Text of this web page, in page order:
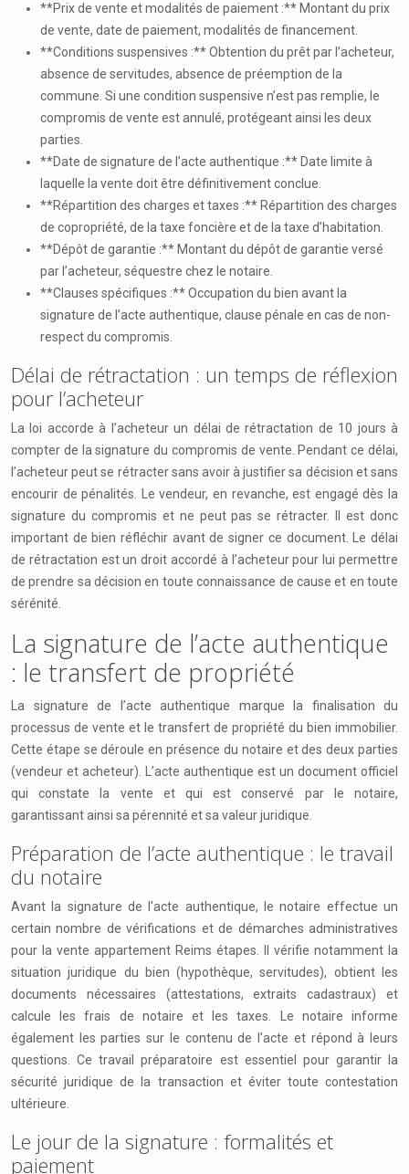
**Prix de vente et modalités de paiement :** Montant du prix
de vente, date de paiement, modalités de financement.
**Conditions suspensives :** Obtention du prêt par l’acheteur,
absence de servitudes, absence de préemption de la
commune. Si une condition suspensive n’est pas remplie, le
compromis de vente est annulé, protégeant ainsi les deux
parties.
**Date de signature de l’acte authentique :** Date limite à
laquelle la vente doit être définitivement conclue.
**Répartition des charges et taxes :** Répartition des charges
de copropriété, de la taxe foncière et de la taxe d’habitation.
**Dépôt de garantie :** Montant du dépôt de garantie versé
par l’acheteur, séquestre chez le notaire.
**Clauses spécifiques :** Occupation du bien avant la
signature de l’acte authentique, clause pénale en cas de non-
respect du compromis.
Délai de rétractation : un temps de réflexion
pour l’acheteur
La loi accorde à l’acheteur un délai de rétractation de 10 jours à
compter de la signature du compromis de vente. Pendant ce délai,
l’acheteur peut se rétracter sans avoir à justifier sa décision et sans
encourir de pénalités. Le vendeur, en revanche, est engagé dès la
signature du compromis et ne peut pas se rétracter. Il est donc
important de bien réfléchir avant de signer ce document. Le délai
de rétractation est un droit accordé à l’acheteur pour lui permettre
de prendre sa décision en toute connaissance de cause et en toute
sérénité.
La signature de l’acte authentique
: le transfert de propriété
La signature de l’acte authentique marque la finalisation du
processus de vente et le transfert de propriété du bien immobilier.
Cette étape se déroule en présence du notaire et des deux parties
(vendeur et acheteur). L’acte authentique est un document officiel
qui constate la vente et qui est conservé par le notaire,
garantissant ainsi sa pérennité et sa valeur juridique.
Préparation de l’acte authentique : le travail
du notaire
Avant la signature de l’acte authentique, le notaire effectue un
certain nombre de vérifications et de démarches administratives
pour la vente appartement Reims étapes. Il vérifie notamment la
situation juridique du bien (hypothèque, servitudes), obtient les
documents nécessaires (attestations, extraits cadastraux) et
calcule les frais de notaire et les taxes. Le notaire informe
également les parties sur le contenu de l’acte et répond à leurs
questions. Ce travail préparatoire est essentiel pour garantir la
sécurité juridique de la transaction et éviter toute contestation
ultérieure.
Le jour de la signature : formalités et
paiement